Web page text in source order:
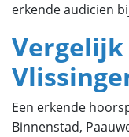
erkende audicien
Een erkende
Binnenstad,